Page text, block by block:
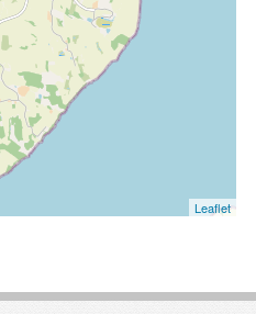
Leaflet